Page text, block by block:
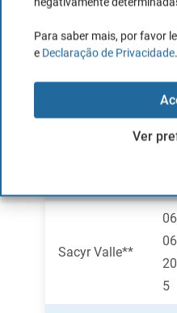
Para saber mais, por favor
e Declaração de Privacidade.
Ver
Redeia
Corporation
Sacyr Valle**
5